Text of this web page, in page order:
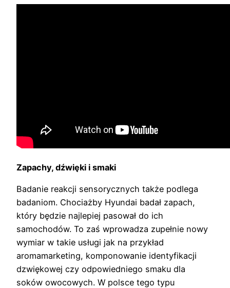
Zapachy, dźwięki i smaki
Badanie reakcji sensorycznych także podlega
badaniom. Chociażby Hyundai badał zapach,
który będzie najlepiej pasował do ich
samochodów. To zaś wprowadza zupełnie nowy
wymiar w takie usługi jak na przykład
aromamarketing, komponowanie identyfikacji
dzwiękowej czy odpowiedniego smaku dla
soków owocowych. W polsce tego typu